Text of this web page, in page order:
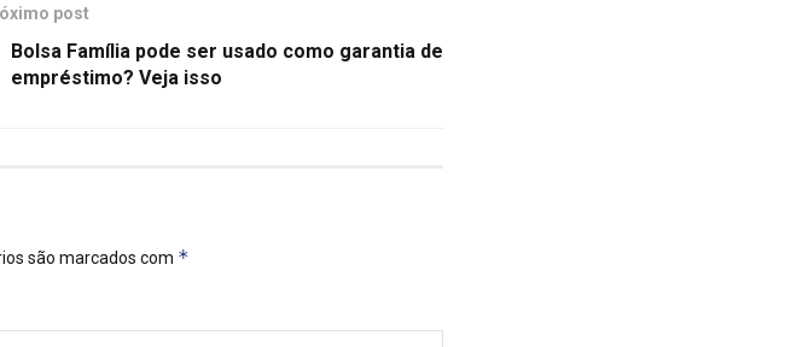
post
Bolsa Família pode ser usado como garantia de
empréstimo? Veja isso
são marcados com *